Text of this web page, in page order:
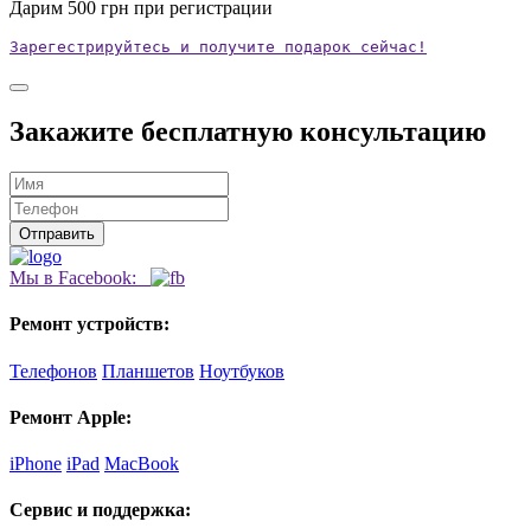
Дарим 500 грн при регистрации
Зарегестрируйтесь и получите подарок сейчас!
Закажите бесплатную консультацию
Мы в Facebook:
Ремонт устройств:
Телефонов Планшетов Ноутбуков
Ремонт Apple:
iPhone iPad MacBook
Сервис и поддержка: